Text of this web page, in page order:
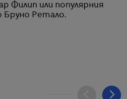
Филип или популярния
Ретало.